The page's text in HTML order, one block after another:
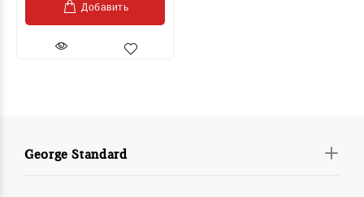
Добавить
George Standard